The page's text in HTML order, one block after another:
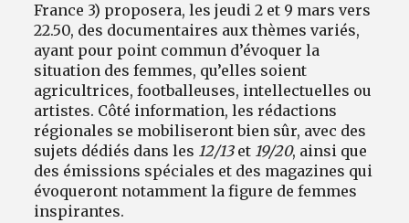
France 3) proposera, les jeudi 2 et 9 mars vers
22.50, des documentaires aux thèmes variés,
ayant pour point commun d’évoquer la
situation des femmes, qu’elles soient
agricultrices, footballeuses, intellectuelles ou
artistes. Côté information, les rédactions
régionales se mobiliseront bien sûr, avec des
sujets dédiés dans les 12/13et 19/20, ainsi que
des émissions spéciales et des magazines qui
évoqueront notamment la figure de femmes
inspirantes.